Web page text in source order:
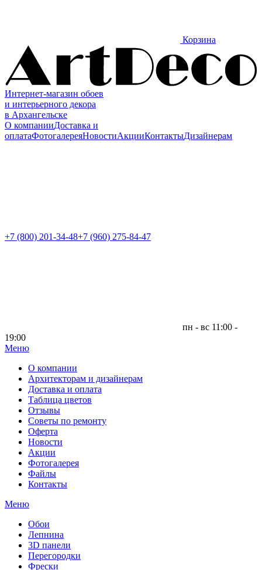
Корзина
Интернет-магазин обоев
и интерьерного декора
в Архангельске
О компанииДоставка и
оплатаФотогалереяНовостиАкцииКонтактыДизайнерам
+7 (800) 201-34-48+7 (960) 275-84-47
пн - вс 11:00 -
19:00
Меню|
О компании
Архитекторам и дизайнерам
Доставка и оплата
Таблица цветов
Отзывы
Советы по ремонту
Оферта
Новости
Акции
Фотогалерея
Файлы
Контакты
Меню
Обои
Лепнина
3D панели
Перегородки
Фрески